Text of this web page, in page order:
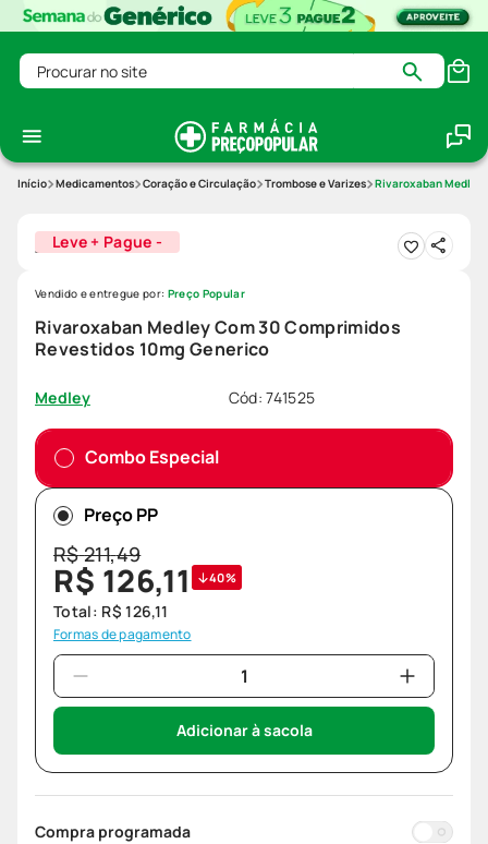
Procurar no site
Medicamentos Coração e Circulação Trombose e Varizes Rivaroxaban Medley
Leve + Pague -
Rivaroxaban Medley Com 30 Comprimidos
Revestidos 10mg Generico
Medley Cód:741525
Vendido e entregue por: Preço Popular
Combo Especial
Preço PP
R$211,49
R$ 126,11 40%
Total: R$ 126,11
Formas de pagamento
Adicionar à sacola
Compra programada